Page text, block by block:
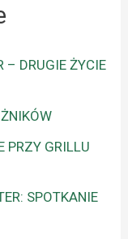
– DRUGIE ŻYCIE
PRZY GRILLU
SPOTKANIE